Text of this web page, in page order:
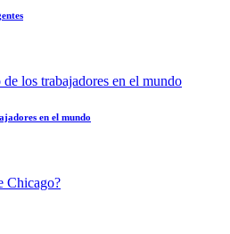
en el mundo